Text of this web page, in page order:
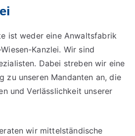
ist weder eine Anwaltsfabrik
Kanzlei. Wir sind
Dabei streben wir eine
zu unseren Mandanten an, die
und Verlässlichkeit unserer
wir mittelständische